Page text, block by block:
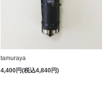
tamuraya
4,400円(税込4,840円)